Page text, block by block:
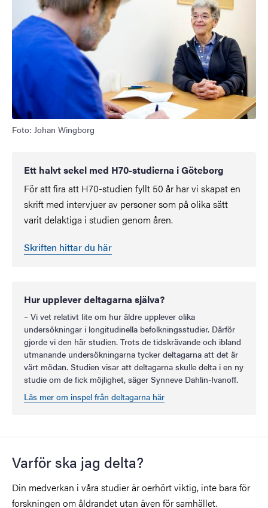
Foto: Johan Wingborg
Ett halvt sekel med H70-studierna i Göteborg
För att fira att H70-studien fyllt 50 år har vi skapat en
skrift med intervjuer av personer som på olika sätt
varit delaktiga i studien genom åren.
Skriften hittar du här
Hur upplever deltagarna själva?
– Vi vet relativt lite om hur äldre upplever olika
undersökningar i longitudinella befolkningsstudier. Därför
gjorde vi den här studien. Trots de tidskrävande och ibland
utmanande undersökningarna tycker deltagarna att det är
värt mödan. Studien visar att deltagarna skulle delta i en ny
studie om de fick möjlighet, säger Synneve Dahlin-Ivanoff.
Läs mer om inspel från deltagarna här
Varför ska jag delta?
Din medverkan i våra studier är oerhört viktig, inte bara för
forskningen om åldrandet utan även för samhället.